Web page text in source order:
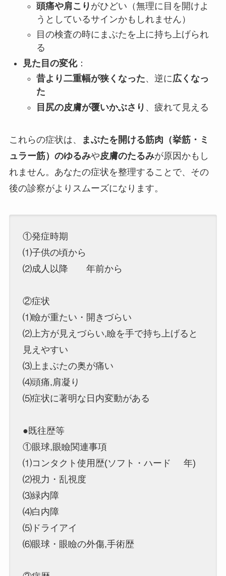
頭痛や肩こり がひどい（無理に目を開けよ
うとしているサインかもしれません）
目の検査の時にまぶたを上に持ち上げられ
る
見た目の変化：
昔より二重幅が狭くなった、逆に広くなっ
た
目尻の皮膚が覆いかぶさり 、疲れて見える
これらの症状は、
まぶたを開ける筋肉（挙筋・ミ
ュラー筋）のゆるみや皮膚のたるみが原因かもし
れません。あなたの症状を整理することで、その
後の診察がよりスムーズになります。
①発症時期
⑴子供の頃から
⑵成人以降 年前から
②症状
⑴瞼が重たい・開きづらい
⑵上方が見えづらい,瞼を手で持ち上げると
見えやすい
⑶上まぶたの奥が痛い
⑷頭痛,肩凝り
⑸症状に著明な日内変動がある
●既往歴等
①眼球,眼瞼関連事項
⑴コンタクト使用歴(ソフト・ハード 年)
⑵視力・乱視度
⑶緑内障
⑷白内障
⑸ドライアイ
⑹眼球・眼瞼の外傷,手術歴